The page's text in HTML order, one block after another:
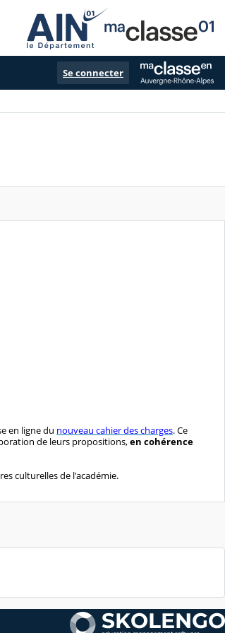
Se connecter
en ligne du nouveau cahier des charges. Ce
de leurs propositions,en cohérence
culturelles de l'académie.